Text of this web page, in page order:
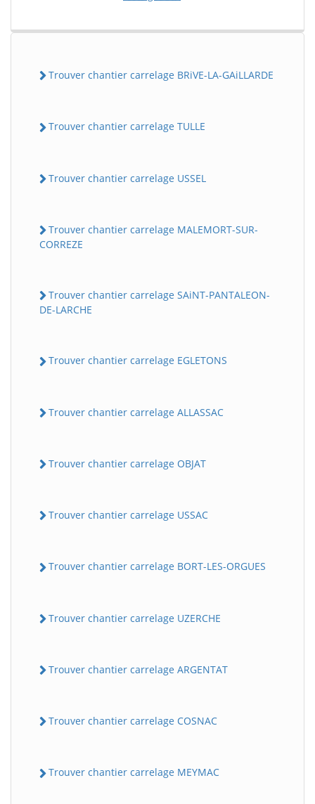
Trouver chantier carrelage BRiVE-LA-GAiLLARDE
Trouver chantier carrelage TULLE
Trouver chantier carrelage USSEL
Trouver chantier carrelage MALEMORT-SUR-
CORREZE
Trouver chantier carrelage SAiNT-PANTALEON-
DE-LARCHE
Trouver chantier carrelage EGLETONS
Trouver chantier carrelage ALLASSAC
Trouver chantier carrelage OBJAT
Trouver chantier carrelage USSAC
Trouver chantier carrelage BORT-LES-ORGUES
Trouver chantier carrelage UZERCHE
Trouver chantier carrelage ARGENTAT
Trouver chantier carrelage COSNAC
Trouver chantier carrelage MEYMAC